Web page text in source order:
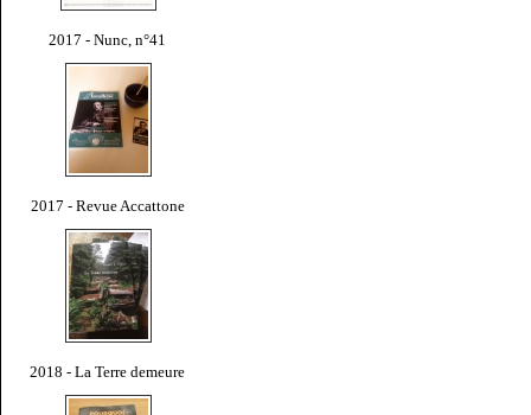
2017 - Nunc, n°41
2017 - Revue Accattone
2018 - La Terre demeure